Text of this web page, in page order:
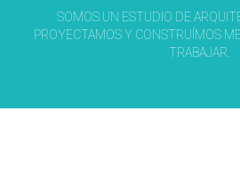
SOMOS UN ESTUDIO DE
PROYECTAMOS Y CONSTRUÍMOS
TRABAJAR.